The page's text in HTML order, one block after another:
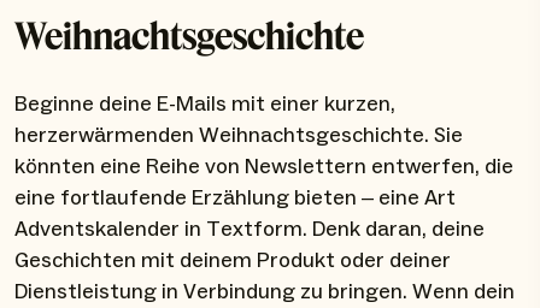
Weihnachtsgeschichte
Beginne deine E-Mails mit einer kurzen,
herzerwärmenden Weihnachtsgeschichte. Sie
könnten eine Reihe von Newslettern entwerfen, die
eine fortlaufende Erzählung bieten – eine Art
Adventskalender in Textform. Denk daran, deine
Geschichten mit deinem Produkt oder deiner
Dienstleistung in Verbindung zu bringen. Wenn dein